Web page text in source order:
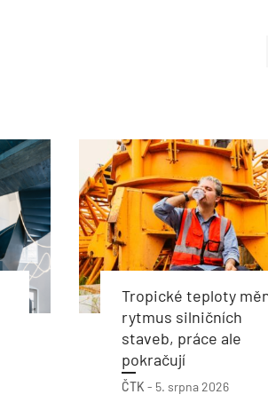
Tropické teploty
rytmus silničních
staveb, práce ale
pokračují
ČTK - 5. srpna 2026